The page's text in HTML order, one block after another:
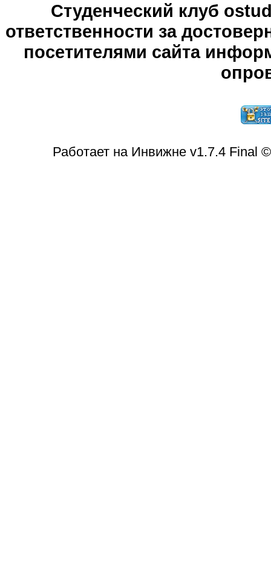
Студенческий клуб
ответственности за
посетителями сайта
Работает на Инвижне v1.7.4 Final